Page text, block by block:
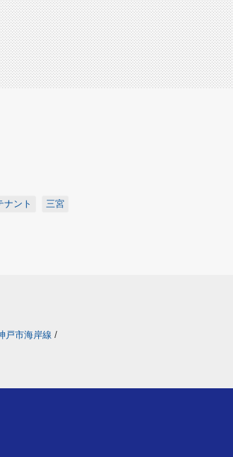
ナント 三宮
戸市海岸線 /